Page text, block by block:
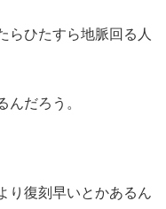
らひたすら地脈回る人
だろう。
り復刻早いとかあるん